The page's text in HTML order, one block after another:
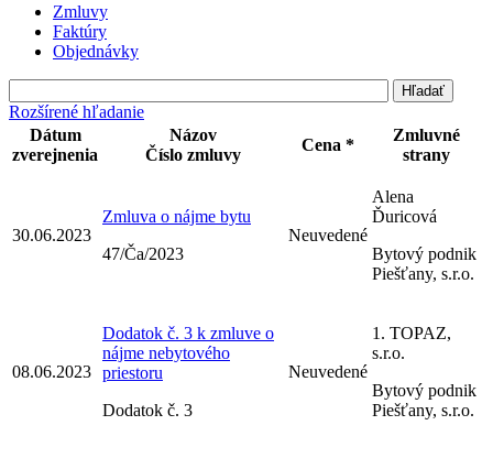
Zmluvy
Faktúry
Objednávky
Rozšírené hľadanie
Dátum
zverejnenia
Názov
Číslo zmluvy
Cena *
Zmluvné
strany
30.06.2023
Zmluva o nájme bytu
47/Ča/2023
Neuvedené
Alena
Ďuricová
Bytový podnik
Piešťany, s.r.o.
08.06.2023
Dodatok č. 3 k zmluve o
nájme nebytového
priestoru
Dodatok č. 3
Neuvedené
1. TOPAZ,
s.r.o.
Bytový podnik
Piešťany, s.r.o.